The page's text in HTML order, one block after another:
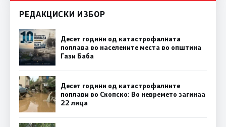
РЕДАКЦИСКИ ИЗБОР
Десет години од катастрофалната
поплава во населените места во општина
Гази Баба
Десет години од катастрофалните
поплави во Скопско: Во невремето загинаа
22 лица